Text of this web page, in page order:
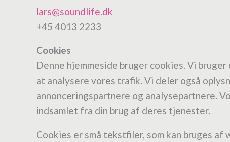
lars@soundlife.dk
+45 4013 2233
Cookies
Denne hjemmeside bruger cookies. Vi
at analysere vores trafik. Vi deler også
annonceringspartnere og analysepartnere.
indsamlet fra din brug af deres tjenester.
Cookies er små tekstfiler, som kan bruges